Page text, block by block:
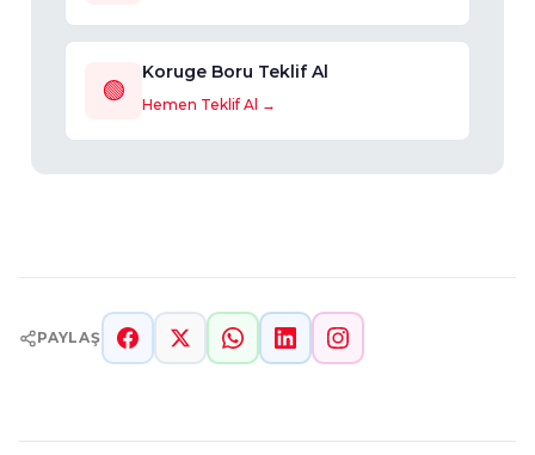
🟢
Koruge Boru Teklif Al
Hemen Teklif Al →
PAYLAŞ